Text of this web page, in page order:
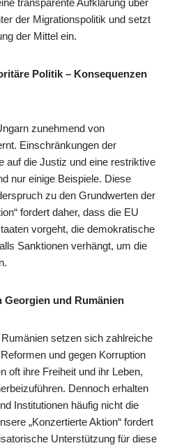
der Migrationspolitik und setzt
der Mittel ein.​
Politik – Konsequenzen
zunehmend von
Einschränkungen der
auf die Justiz und eine restriktive
nur einige Beispiele. Diese
zu den Grundwerten der
fordert daher, dass die EU
vorgeht, die demokratische
Sanktionen verhängt, um die
und Rumänien
setzen sich zahlreiche
und gegen Korruption
oft ihre Freiheit und ihr Leben,
Dennoch erhalten
Institutionen häufig nicht die
„Konzertierte Aktion“ fordert
Unterstützung für diese